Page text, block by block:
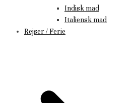
Indisk mad
Italiensk mad
Rejser / Ferie